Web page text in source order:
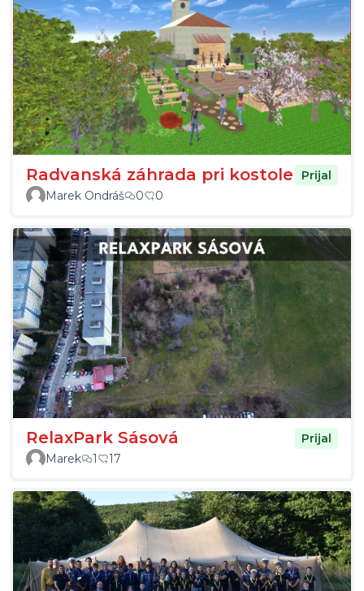
Radvanská záhrada pri kostole
Prijal
Marek Ondráš
0 0
RelaxPark Sásová
Prijal
Marek
1 17